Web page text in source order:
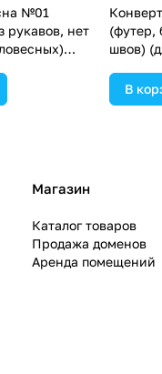
№01
рукавов, нет
(футер,
швов)
В
Магазин
Каталог товаров
Продажа доменов
Аренда помещений